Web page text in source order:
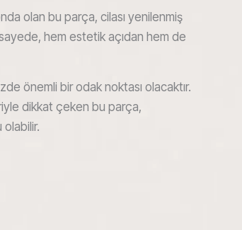
olan bu parça, cilası yenilenmiş
sayede, hem estetik açıdan hem de
önemli bir odak noktası olacaktır.
dikkat çeken bu parça,
olabilir.